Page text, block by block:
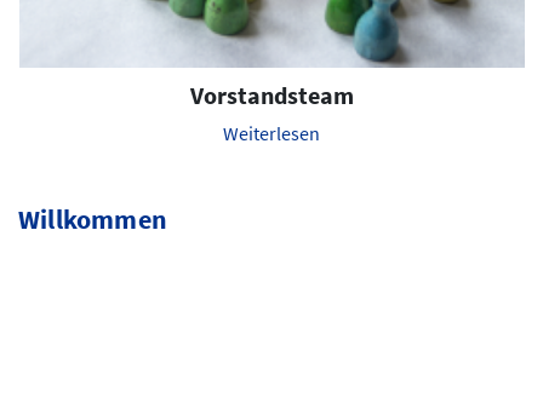
Vorstandsteam
Weiterlesen
Willkommen